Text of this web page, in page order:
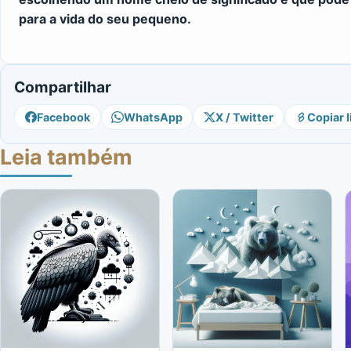
para a vida do seu pequeno.
Compartilhar
Facebook WhatsApp X / Twitter Copiar
Leia também